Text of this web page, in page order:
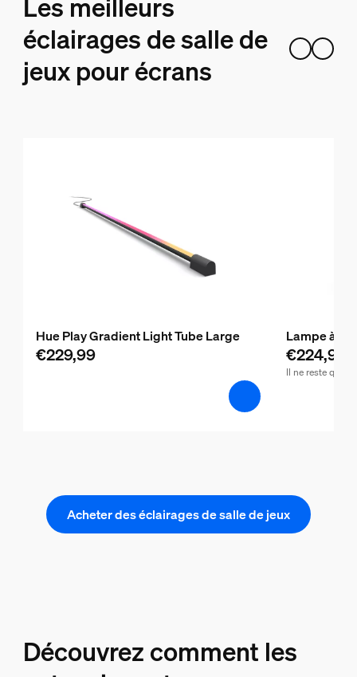
Les meilleurs
éclairages de salle de
jeux pour écrans
Hue Play Gradient Light Tube Large
€229,99
Lampe à
€224,99
Il ne reste que
Acheter des éclairages de salle de jeux
Découvrez comment les